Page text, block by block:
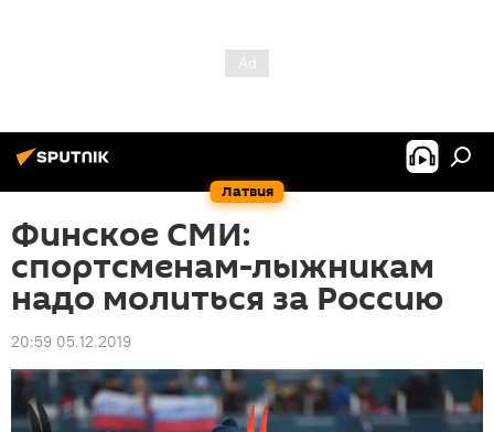
Латвия
Финское СМИ:
спортсменам-лыжникам
надо молиться за Россию
20:59 05.12.2019